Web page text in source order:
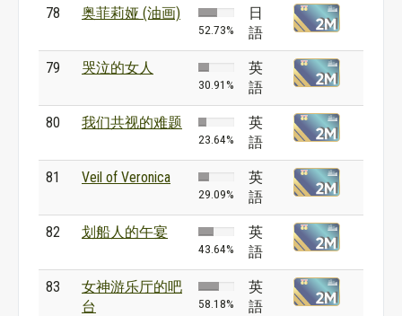
78 奥菲莉娅 (油画)
52.73%
日
語
79 哭泣的女人
30.91%
英
語
80 我们共视的难题
23.64%
英
語
81 Veil of Veronica
29.09%
英
語
82 划船人的午宴
43.64%
英
語
83
女神游乐厅的吧
台
58.18%
英
語